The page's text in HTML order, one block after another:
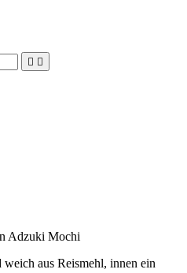
 
Adzuki Mochi
aus Reismehl, innen ein